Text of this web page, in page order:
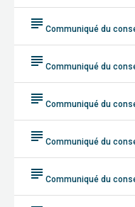
subject Communiqué du
subject Communiqué du
subject Communiqué du
subject Communiqué du
subject Communiqué du